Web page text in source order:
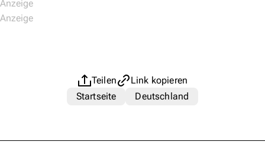
Teilen
Link kopieren
Startseite
Deutschland